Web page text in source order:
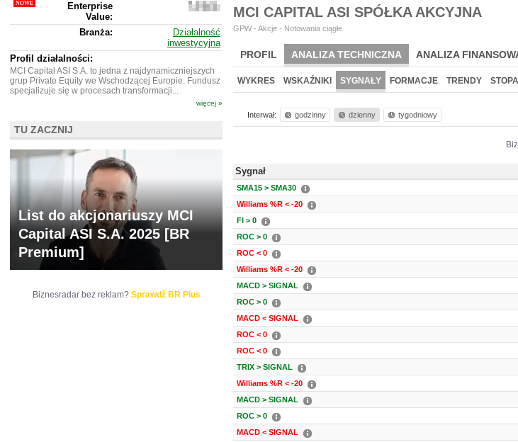
MCI CAPITAL ASI SPÓŁKA AKCYJNA
GPW - Akcje - Notowania ciągłe
PROFIL ANALIZA TECHNICZNA ANALIZA
WYKRES WSKAŹNIKI SYGNAŁY FORMACJE TRENDY
Interwał: godzinny dzienny tygodniowy
Sygnał
SMA15 > SMA30
Williams %R < -20
FI > 0
ROC > 0
ROC < 0
Williams %R < -20
MACD > SIGNAL
ROC > 0
MACD < SIGNAL
ROC < 0
ROC < 0
TRIX > SIGNAL
Williams %R < -20
MACD > SIGNAL
ROC > 0
MACD < SIGNAL
Enterprise
Value:
197
441
Branża:
Działalność
inwestycyjna
Profil działalności:
MCI Capital ASI S.A. to jedna z najdynamiczniejszych
grup Private Equity we Wschodzącej Europie. Fundusz
specjalizuje się w procesach transformacji...
więcej »
TU ZACZNIJ
List do akcjonariuszy MCI
Capital ASI S.A. 2025 [BR
Premium]
Biznesradar bez reklam? Sprawdź BR Plus